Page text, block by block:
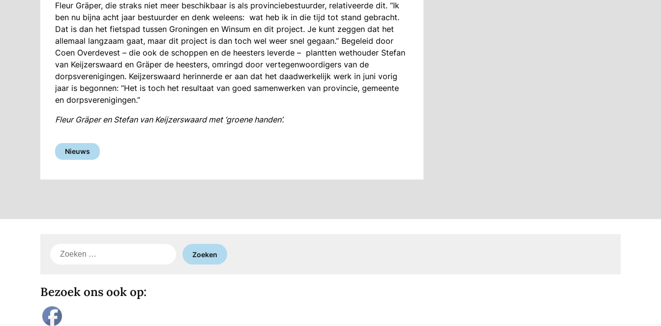
Fleur Gräper, die straks niet meer beschikbaar is als provinciebestuurder, relativeerde dit. “Ik
ben nu bijna acht jaar bestuurder en denk weleens: wat heb ik in die tijd tot stand gebracht.
Dat is dan het fietspad tussen Groningen en Winsum en dit project. Je kunt zeggen dat het
allemaal langzaam gaat, maar dit project is dan toch wel weer snel gegaan.” Begeleid door
Coen Overdevest – die ook de schoppen en de heesters leverde – plantten wethouder Stefan
van Keijzerswaard en Gräper de heesters, omringd door vertegenwoordigers van de
dorpsverenigingen. Keijzerswaard herinnerde er aan dat het daadwerkelijk werk in juni vorig
jaar is begonnen: “Het is toch het resultaat van goed samenwerken van provincie, gemeente
en dorpsverenigingen.”
Fleur Gräper en Stefan van Keijzerswaard met ‘groene handen’.
Nieuws
Zoeken
Bezoek ons ook op: